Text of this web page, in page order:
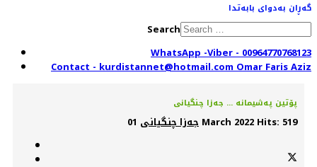
گەڕان بەدوای بابەتدا
Search
WhatsApp -Viber - 00964770768123
Contact - kurdistannet@hotmail.com Omar Faris Aziz
پۆتین پەشیمانە ... جەزا چنگیانی
جەزا چنگیانی 01 March 2022 Hits: 519